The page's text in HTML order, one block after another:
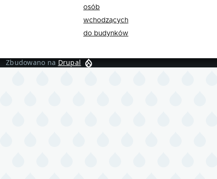
osób
wchodzących
do budynków
Zbudowano na Drupal